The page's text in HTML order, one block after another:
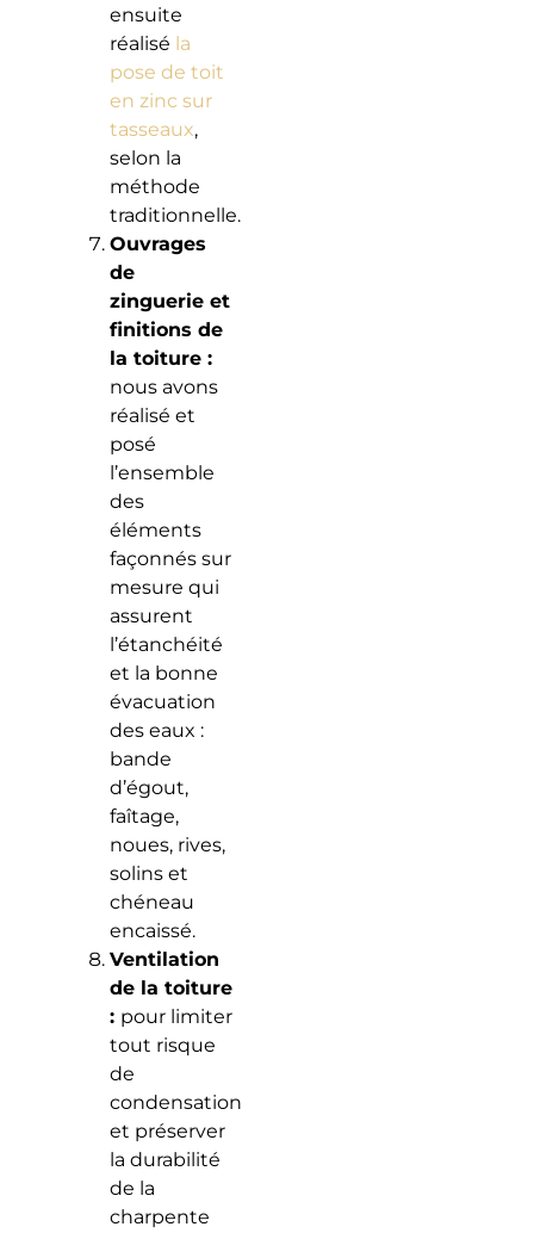
ensuite
réalisé la
pose de toit
en zinc sur
tasseaux,
selon la
méthode
traditionnelle.
Ouvrages
de
zinguerie et
finitions de
la toiture :
nous avons
réalisé et
posé
l’ensemble
des
éléments
façonnés sur
mesure qui
assurent
l’étanchéité
et la bonne
évacuation
des eaux :
bande
d’égout,
faîtage,
noues, rives,
solins et
chéneau
encaissé.
Ventilation
de la toiture
: pour limiter
tout risque
de
condensation
et préserver
la durabilité
de la
charpente